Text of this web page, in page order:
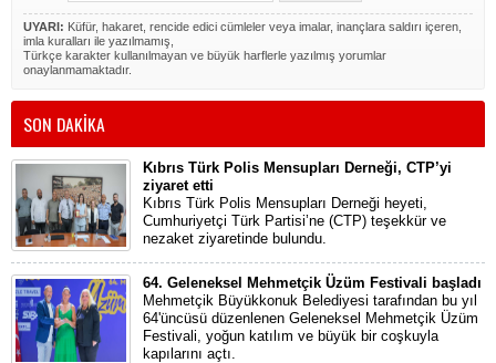
UYARI: Küfür, hakaret, rencide edici cümleler veya imalar, inançlara saldırı içeren,
imla kuralları ile yazılmamış,
Türkçe karakter kullanılmayan ve büyük harflerle yazılmış yorumlar
onaylanmamaktadır.
SON DAKİKA
Kıbrıs Türk Polis Mensupları Derneği, CTP’yi
ziyaret etti
Kıbrıs Türk Polis Mensupları Derneği heyeti,
Cumhuriyetçi Türk Partisi’ne (CTP) teşekkür ve
nezaket ziyaretinde bulundu.
64. Geleneksel Mehmetçik Üzüm Festivali başladı
Mehmetçik Büyükkonuk Belediyesi tarafından bu yıl
64'üncüsü düzenlenen Geleneksel Mehmetçik Üzüm
Festivali, yoğun katılım ve büyük bir coşkuyla
kapılarını açtı.